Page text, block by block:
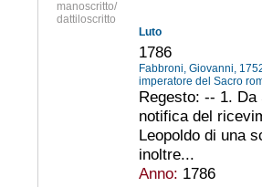
manoscritto/
dattiloscritto
Luto
1786
Fabbroni, Giovanni,
imperatore del Sacro
Regesto: -- 1. Da
notifica del
Leopoldo di una
inoltre...
Anno: 1786